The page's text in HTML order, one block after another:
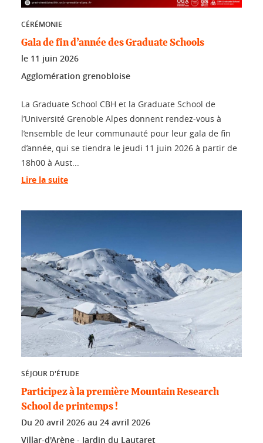
CÉRÉMONIE
Gala de fin d’année des Graduate Schools
le 11 juin 2026
Agglomération grenobloise
La Graduate School CBH et la Graduate School de
l’Université Grenoble Alpes donnent rendez-vous à
l’ensemble de leur communauté pour leur gala de fin
d’année, qui se tiendra le jeudi 11 juin 2026 à partir de
18h00 à Aust...
Lire la suite
SÉJOUR D'ÉTUDE
Participez à la première Mountain Research
School de printemps !
Du 20 avril 2026 au 24 avril 2026
Villar-d'Arène - Jardin du Lautaret